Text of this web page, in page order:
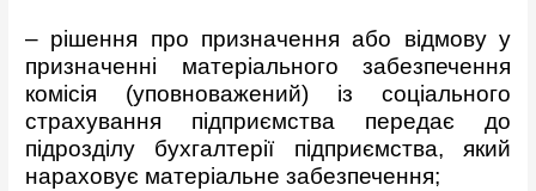
– рішення про призначення або відмову у
призначенні матеріального забезпечення
комісія (уповноважений) із соціального
страхування підприємства передає до
підрозділу бухгалтерії підприємства, який
нараховує матеріальне забезпечення;